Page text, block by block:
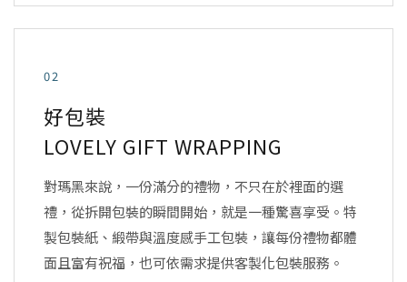
02
好包裝
LOVELY GIFT WRAPPING
對瑪黑來說，一份滿分的禮物，不只在於裡面的選
禮，從拆開包裝的瞬間開始，就是一種驚喜享受。特
製包裝紙、緞帶與溫度感手工包裝，讓每份禮物都體
面且富有祝福，也可依需求提供客製化包裝服務。